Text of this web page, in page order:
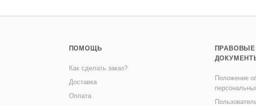
ПОМОЩЬ
Как сделать заказ?
Доставка
Оплата
ПРАВОВЫЕ
Положение